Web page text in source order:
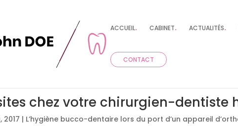
ACCUEIL. CABINET. ACTUALITÉS.
CONTACT
chez votre chirurgien-dentiste
2017 | L’hygiène bucco-dentaire lors du port d’un appareil